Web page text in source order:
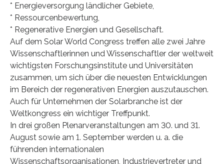
* Energieversorgung ländlicher Gebiete,
* Ressourcenbewertung,
* Regenerative Energien und Gesellschaft.
Auf dem Solar World Congress treffen alle zwei Jahre
Wissenschaftlerinnen und Wissenschaftler der weltweit
wichtigsten Forschungsinstitute und Universitäten
zusammen, um sich über die neuesten Entwicklungen
im Bereich der regenerativen Energien auszutauschen.
Auch für Unternehmen der Solarbranche ist der
Weltkongress ein wichtiger Treffpunkt.
In drei großen Plenarveranstaltungen am 30. und 31.
August sowie am 1. September werden u. a. die
führenden internationalen
Wissenschaftsorganisationen, Industrievertreter und